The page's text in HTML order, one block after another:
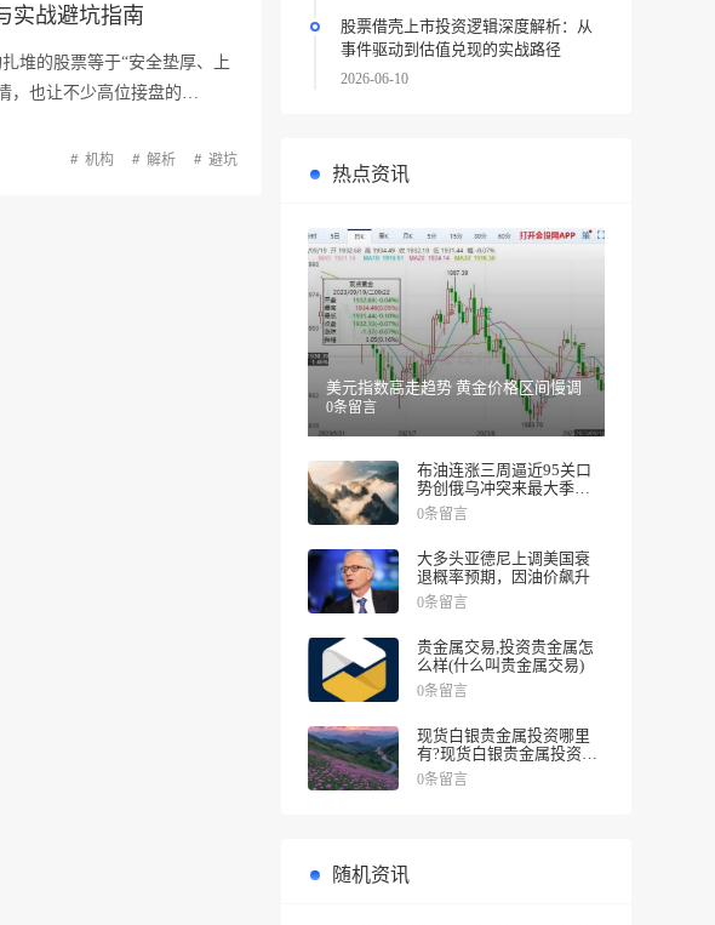
实战避坑指南
堆的股票等于“安全垫厚、上
，也让不少高位接盘的…
机构 解析 避坑
股票借壳上市投资逻辑深度解析：从
事件驱动到估值兑现的实战路径
2026-06-10
热点资讯
美元指数高走趋势 黄金价格区间慢调
0条留言
布油连涨三周逼近95关口
势创俄乌冲突来最大季度
涨幅
0条留言
大多头亚德尼上调美国衰
退概率预期，因油价飙升
0条留言
贵金属交易,投资贵金属怎
么样(什么叫贵金属交易)
0条留言
现货白银贵金属投资哪里
有?现货白银贵金属投资被
诱导投资亏损
0条留言
随机资讯